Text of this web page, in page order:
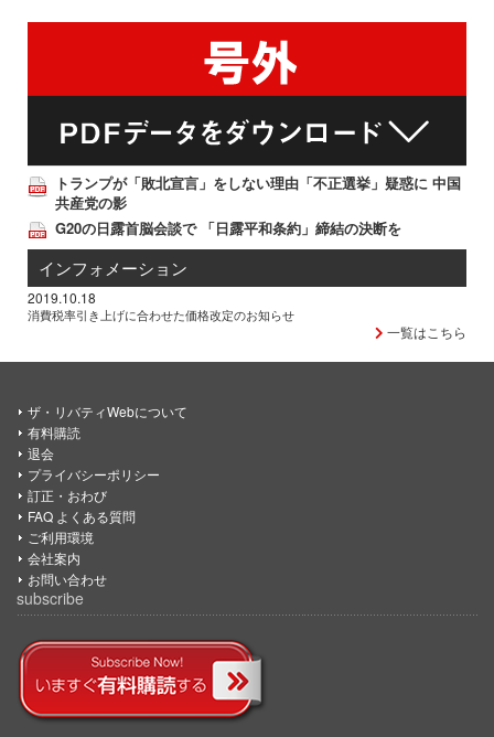
トランプが「敗北宣言」をしない理由「不正選挙」疑惑に 中国
共産党の影
G20の日露首脳会談で 「日露平和条約」締結の決断を
インフォメーション
2019.10.18
消費税率引き上げに合わせた価格改定のお知らせ
一覧はこちら
ザ・リバティWebについて
有料購読
退会
プライバシーポリシー
訂正・おわび
FAQ よくある質問
ご利用環境
会社案内
お問い合わせ
subscribe